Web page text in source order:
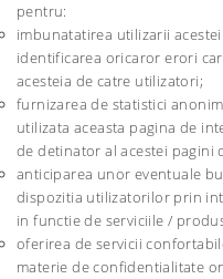
pentru:
imbunatatirea utilizarii
identificarea oricaror erori
acesteia de catre utilizatori;
furnizarea de statistici
utilizata aceasta pagina de
de detinator al acestei pagini
anticiparea unor eventuale
dispozitia utilizatorilor prin
in functie de serviciile /
oferirea de servicii
materie de confidentialitate